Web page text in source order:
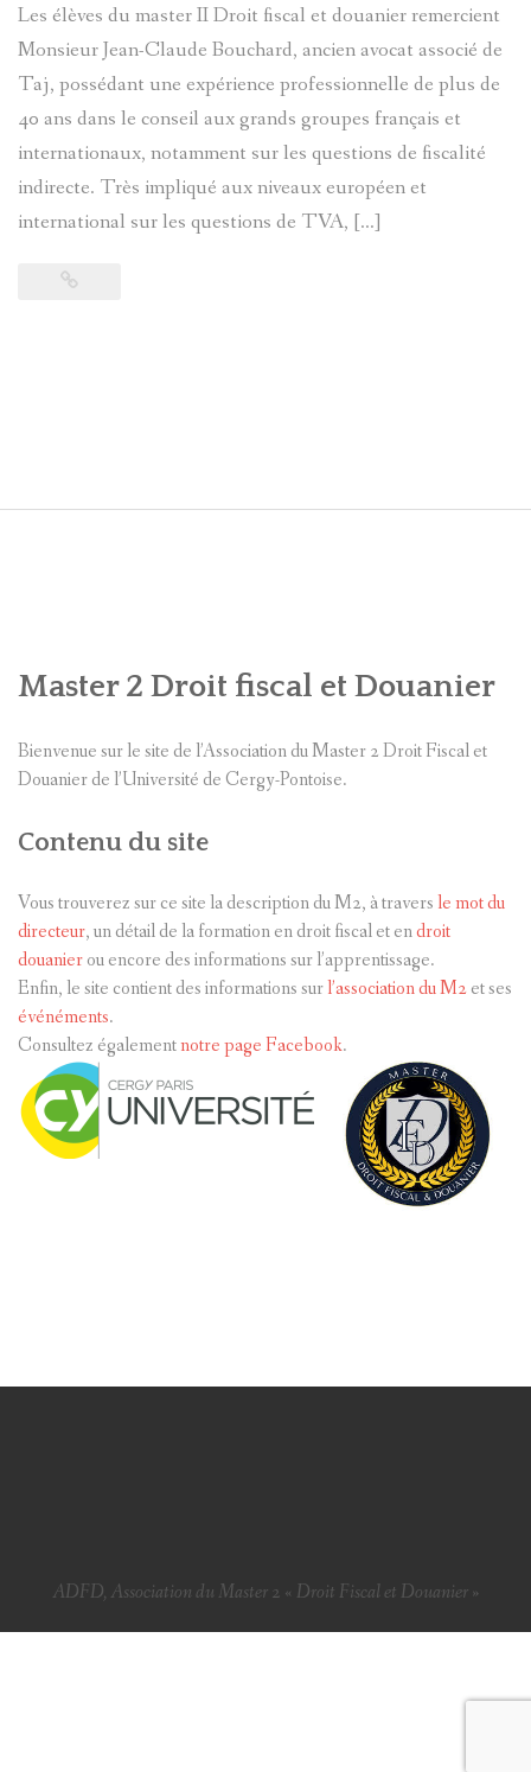
Les élèves du master II Droit fiscal et douanier remercient
Monsieur Jean-Claude Bouchard, ancien avocat associé de
Taj, possédant une expérience professionnelle de plus de
40 ans dans le conseil aux grands groupes français et
internationaux, notamment sur les questions de fiscalité
indirecte. Très impliqué aux niveaux européen et
international sur les questions de TVA, […]
Master 2 Droit fiscal et Douanier
Bienvenue sur le site de l’Association du Master 2 Droit Fiscal et
Douanier de l’Université de Cergy-Pontoise.
Contenu du site
Vous trouverez sur ce site la description du M2, à traversle mot du
directeur, un détail de la formation en droit fiscal et endroit
douanierou encore des informations sur l’apprentissage.
Enfin, le site contient des informations surl’association du M2et ses
événéments.
Consultez égalementnotre page Facebook.
ADFD, Association du Master 2 « Droit Fiscal et Douanier »